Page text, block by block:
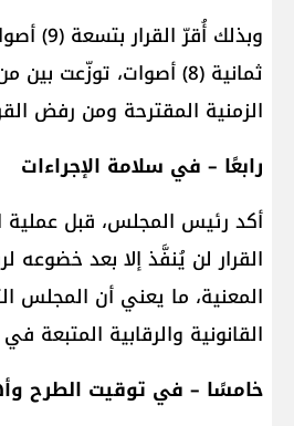
وبذلك أُقرّ
ثمانية (8) أصوات، توزّعت
الزمنية المقترحة ومن رفض
رابعًا – في سلامة الإجراءات
أكد رئيس المجلس، قبل عملية
القرار لن يُنفَّذ إلا بعد خضوعه
المعنية، ما يعني أن المجلس
القانونية والرقابية المتبعة
خامسًا – في توقيت الطرح